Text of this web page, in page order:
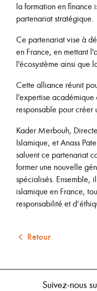
la formation en finance
partenariat stratégique.
Ce partenariat vise à
en France, en mettant
l'écosystème ainsi que
Cette alliance réunit
l'expertise
responsable pour créer
Kader Merbouh,
Islamique, et Anass
saluent ce partenariat
former une nouvelle
spécialisés. Ensemble,
islamique en France,
responsabilité et
Retour
Suivez-nous